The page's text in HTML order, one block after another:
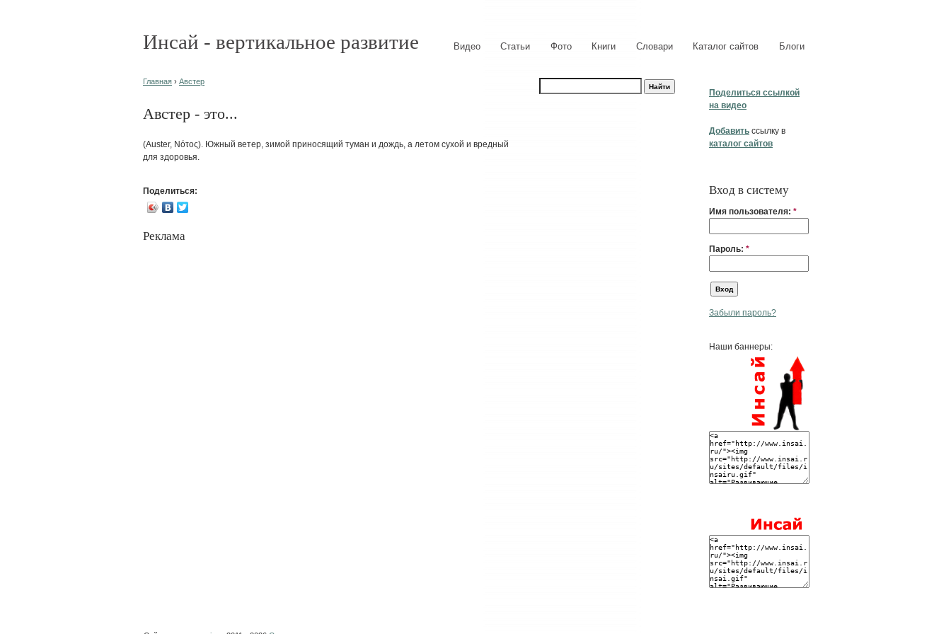
Инсай - вертикальное развитие Видео Статьи Фото Книги Словари Каталог сайтов Блоги
Поделиться ссылкой
на видео
Добавить ссылку в
каталог сайтов
Вход в систему
Имя пользователя: *
Пароль: *
Забыли пароль?
Наши баннеры:
Главная › Австер
Австер - это...
(Auster, Νότος). Южный ветер, зимой приносящий туман и дождь, а летом сухой и вредный
для здоровья.
Поделиться:
Реклама